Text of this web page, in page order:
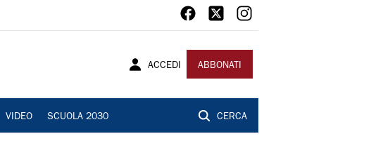
ACCEDI ABBONATI
VIDEO SCUOLA 2030 CERCA